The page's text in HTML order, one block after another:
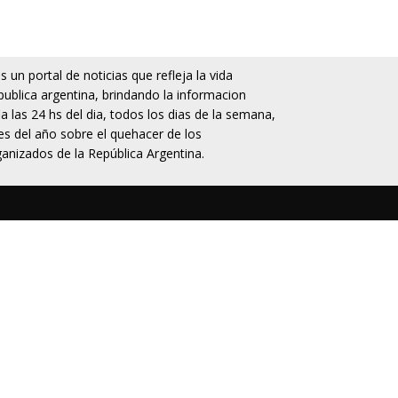
un portal de noticias que refleja la vida
argentina, brindando la informacion
las 24 hs del dia, todos los dias de la semana,
del año sobre el quehacer de los
de la República Argentina.